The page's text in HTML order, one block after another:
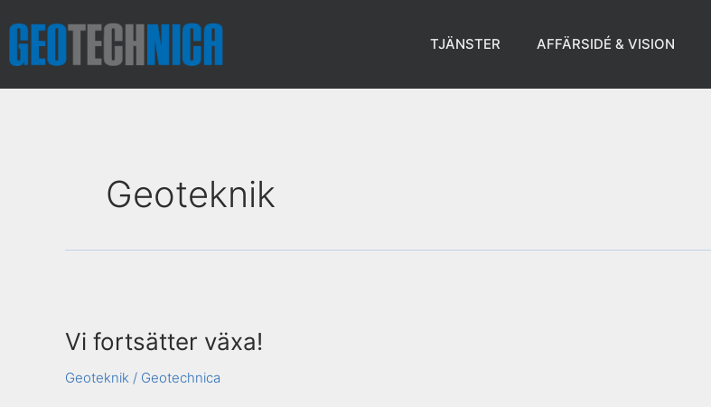
till
innehåll
TJÄNSTER AFFÄRSIDÉ & VISION
Geoteknik
Vi fortsätter växa!
Geoteknik / Geotechnica
växa!